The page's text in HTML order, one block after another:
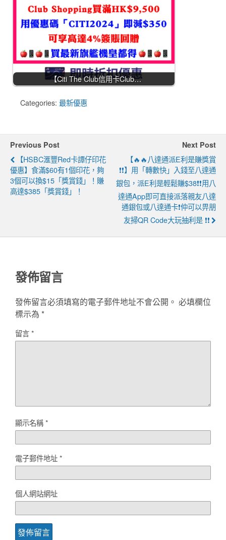
【Citi The Club信用卡Club…
Categories: 最新優惠
Previous Post
【HSBC滙豐Red卡譚仔印花
優惠】食滿$60有1個印花，夠
3個可以換$15「獎賞錢」！賺
高達$385「獎賞錢」！
Next Post
【🔥🔥八達通派e利是賺獎賞
❗❗】用「轉數快」入錢至八達通
銀包，派e利是輕鬆賺$38❗❗用八
達通App即可直接派落親友八達
通銀包或八達通卡❗仲可以畀朋
友掃QR Code大玩抽利是 ❗❗
發佈留言
發佈留言必須填寫的電子郵件地址不會公開。 必填欄位
標示為 *
留言*
顯示名稱*
電子郵件地址*
個人網站網址